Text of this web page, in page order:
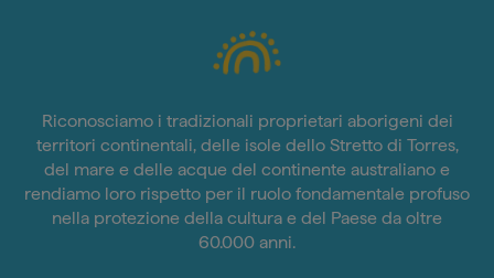
Riconosciamo i tradizionali proprietari aborigeni dei
territori continentali, delle isole dello Stretto di Torres,
del mare e delle acque del continente australiano e
rendiamo loro rispetto per il ruolo fondamentale profuso
nella protezione della cultura e del Paese da oltre
60.000 anni.